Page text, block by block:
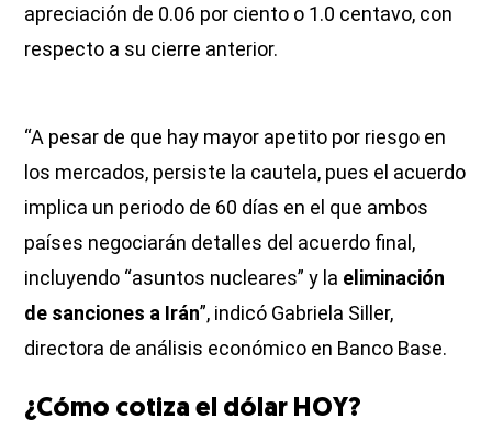
apreciación de 0.06 por ciento o 1.0 centavo, con
respecto a su cierre anterior.
“A pesar de que hay mayor apetito por riesgo en
los mercados, persiste la cautela, pues el acuerdo
implica un periodo de 60 días en el que ambos
países negociarán detalles del acuerdo final,
incluyendo “asuntos nucleares” y la eliminación
de sanciones a Irán”, indicó Gabriela Siller,
directora de análisis económico en Banco Base.
¿Cómo cotiza el dólar HOY?